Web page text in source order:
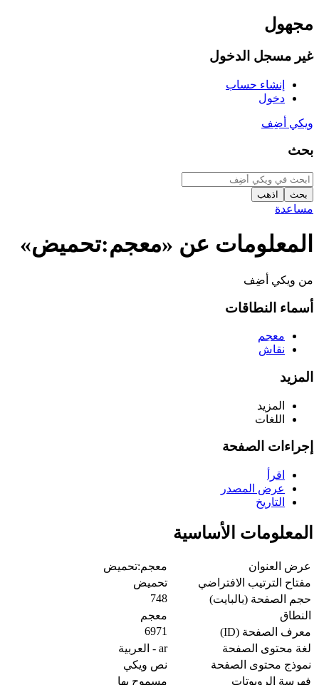
مجهول
غير مسجل الدخول
إنشاء حساب
دخول
ويكي أضِف
بحث
مساعدة
المعلومات عن «معجم:تحميض»
من ويكي أضِف
أسماء النطاقات
معجم
نقاش
المزيد
المزيد
اللغات
إجراءات الصفحة
اقرأ
عرض المصدر
التاريخ
المعلومات الأساسية
عرض العنوان
معجم:تحميض
مفتاح الترتيب الافتراضي
تحميض
حجم الصفحة (بالبايت)
748
النطاق
معجم
معرف الصفحة (ID)
6971
لغة محتوى الصفحة
ar - العربية
نموذج محتوى الصفحة
نص ويكي
فهرسة الروبوتات
مسموح بها